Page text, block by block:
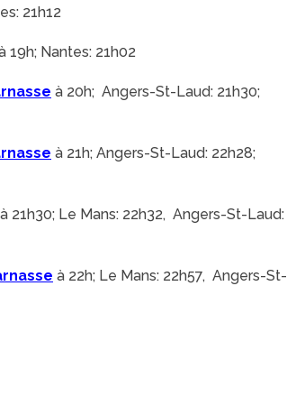
21h12
19h; Nantes: 21h02
à 20h; Angers-St-Laud: 21h30;
à 21h; Angers-St-Laud: 22h28;
à 21h30; Le Mans: 22h32, Angers-St-Laud:
à 22h; Le Mans: 22h57, Angers-St-